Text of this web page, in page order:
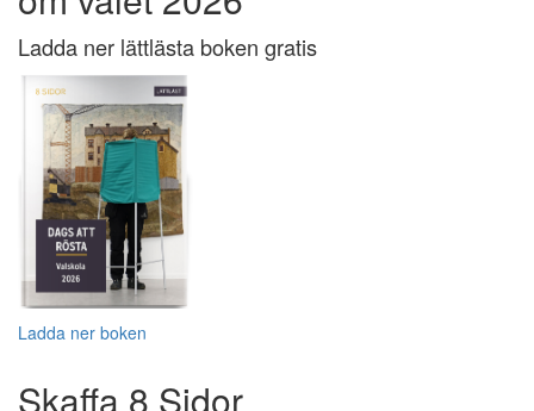
Ladda ner lättlästa boken gratis
Ladda ner boken
Skaffa 8 Sidor